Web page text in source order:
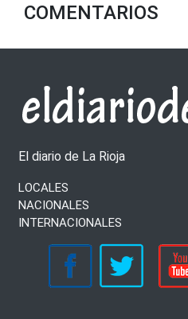
COMENTARIOS
El diario de La Rioja
LOCALES
NACIONALES
INTERNACIONALES